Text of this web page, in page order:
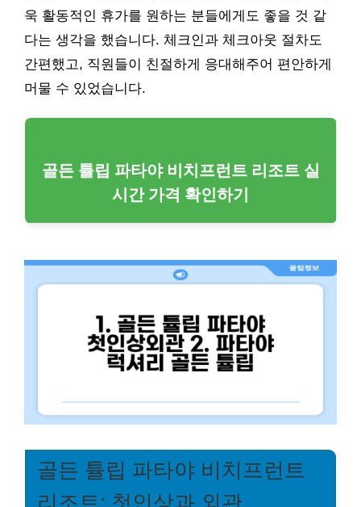
욱 활동적인 휴가를 원하는 분들에게도 좋을 것 같
다는 생각을 했습니다. 체크인과 체크아웃 절차도
간편했고, 직원들이 친절하게 응대해주어 편안하게
머물 수 있었습니다.
골든 튤립 파타야 비치프런트 리조트 실
시간 가격 확인하기
골든 튤립 파타야 비치프런트
리조트: 첫인상과 외관